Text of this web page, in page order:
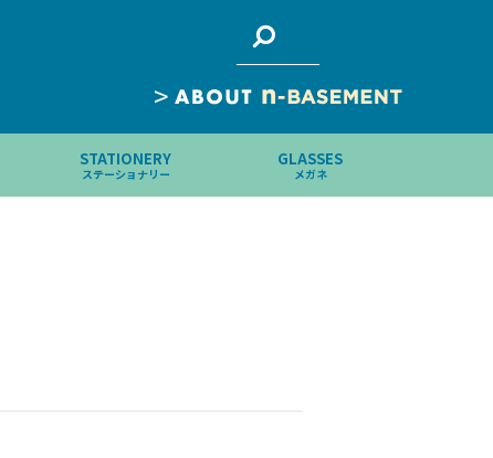
>
STATIONERY
ステーショナリー
GLASSES
メガネ